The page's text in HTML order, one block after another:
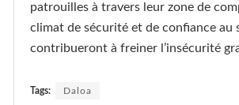
patrouilles à travers leur zone de
climat de sécurité et de confiance au
contribueront à freiner l’insécurité
Tags: Daloa